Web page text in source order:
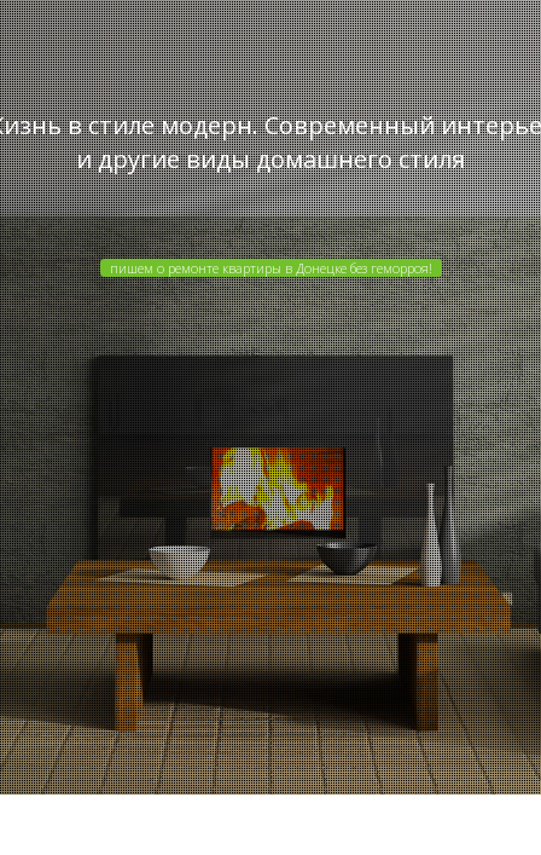
в стиле модерн. Современный
и другие виды домашнего стиля
пишем о ремонте квартиры в Донецке без геморроя!